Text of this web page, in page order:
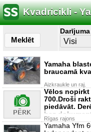
Kvadricikli -
Meklēt
Yamaha
braucamā
Aizkraukle un raj.
Vēlos nopirkt
700.Droši
piedāvāt.
bez
Rīgas rajons
Yamaha Yfm